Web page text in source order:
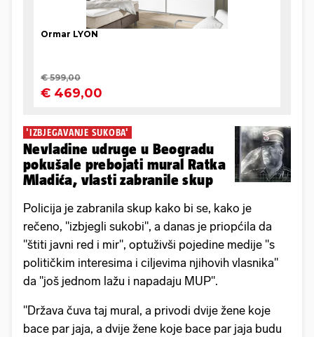
'IZBJEGAVANJE SUKOBA'
Nevladine udruge u Beogradu
pokušale prebojati mural Ratka
Mladića, vlasti zabranile skup
Policija je zabranila skup kako bi se, kako je
rečeno, "izbjegli sukobi", a danas je priopćila da
"štiti javni red i mir", optuživši pojedine medije "s
političkim interesima i ciljevima njihovih vlasnika"
da "još jednom lažu i napadaju MUP".
"Država čuva taj mural, a privodi dvije žene koje
bace par jaja, a dvije žene koje bace par jaja budu